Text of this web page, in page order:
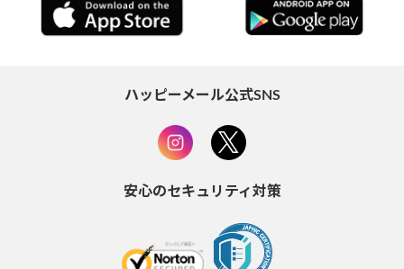
ハッピーメール公式SNS
安心のセキュリティ対策